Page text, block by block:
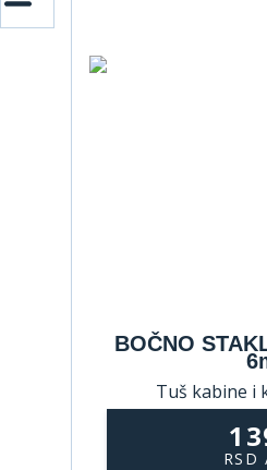
BOČNO
Tuš kabine i
RSD